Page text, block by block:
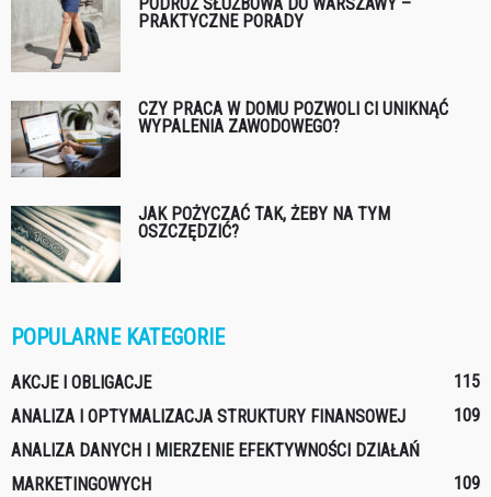
PRAKTYCZNE PORADY
CZY PRACA W DOMU POZWOLI CI UNIKNĄĆ
WYPALENIA ZAWODOWEGO?
JAK POŻYCZAĆ TAK, ŻEBY NA TYM
OSZCZĘDZIĆ?
POPULARNE KATEGORIE
AKCJE I OBLIGACJE
115
ANALIZA I OPTYMALIZACJA STRUKTURY FINANSOWEJ
109
ANALIZA DANYCH I MIERZENIE EFEKTYWNOŚCI DZIAŁAŃ
MARKETINGOWYCH
109